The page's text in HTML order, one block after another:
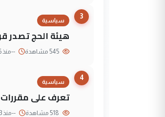
3
سياسية
هيئة الحج تصدر
--منذ 6 ساعة
4
سياسية
تعرف على مقررات
--منذ 23 ساعة